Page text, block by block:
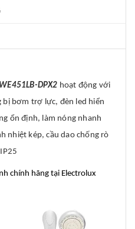
DPX2 hoạt động với
bơm trợ lực, đèn led hiển
ổn định, làm nóng nhanh
nhiệt kép, cầu dao chống rò
chính hãng tại Electrolux